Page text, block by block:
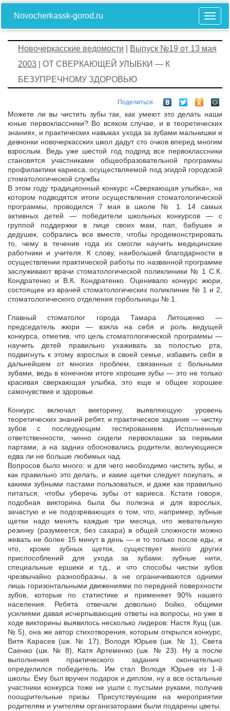
Novocherkassk-gorod.ru
Новочеркасские ведомости
Выпуск №19 от 13 мая
2003 | ОТ СВЕРКАЮЩЕЙ УЛЫБКИ — К
БЕЗУПРЕЧНОМУ ЗДОРОВЬЮ
Поделиться
Можете ли вы чистить зубы так, как умеют это делать наши
юные первоклассники? Во всяком случае, и в теоретических
знаниях, и практических навыках ухода за зубами мальчишки и
девчонки новочеркасских школ дадут сто очков вперед многим
взрослым. Ведь уже шестой год подряд все первоклассники
становятся участниками общеобразовательной программы
профилактики кариеса, осуществляемой под эгидой городской
стоматологической службы.
В этом году традиционный конкурс «Сверкающая улыбка», на
котором подводятся итоги осуществления стоматологической
программы, проводился 7 мая в школе № 1. 14 самых
активных детей — победители школьных конкурсов — с
группой поддержки в лице своих мам, пап, бабушек и
дедушек, собрались все вместе, чтобы продемонстрировать
то, чему в течение года их смогли научить медицинские
работники и учителя. К слову, наибольшей благодарности в
осуществлении практической работы по названной программе
заслуживают врачи стоматологической поликлиники № 1 С.К.
Кондратенко и В.К. Кондратенко. Оценивало конкурс жюри,
состоящее из врачей стоматологических поликлиник № 1 и 2,
стоматологического отделения горбольницы № 1.
Главный стоматолог города Тамара Литошенко —
председатель жюри — взяла на себя и роль ведущей
конкурса, отметив, что цель стоматологической программы —
научить детей правильно ухаживать за полостью рта,
подвигнуть к этому взрослых в своей семье, избавить себя в
дальнейшем от многих проблем, связанных с больными
зубами, ведь в конечном итоге хорошие зубы — это не только
красивая сверкающая улыбка, это еще и общее хорошее
самочувствие и здоровье.
Конкурс включал викторину, выявляющую уровень
теоретических знаний ребят, и практическое задание — чистку
зубов с последующим тестированием. Исполненные
ответственности, чинно сидели первоклашки за первыми
партами, а на задних обосновались родители, волнующиеся
едва ли не больше любимых чад.
Вопросов было много: и для чего необходимо чистить зубы, и
как правильно это делать, и какие щетки следует покупать, и
какими зубными пастами пользоваться, и даже как правильно
питаться, чтобы уберечь зубы от кариеса. Кстати говоря,
подобная викторина была бы полезна и для взрослых,
зачастую и не подозревающих о том, что, например, зубные
щетки надо менять каждые три месяца, что жевательную
резинку (разумеется, без сахара) в общей сложности можно
жевать не более 15 минут в день — и то только после еды, и
что, кроме зубных щеток, существует много других
приспособлений для ухода за зубами: зубные нити,
специальные ершики и т.д., и что способы чистки зубов
чрезвычайно разнообразны, а не ограничиваются одними
лишь горизонтальными движениями по передней поверхности
зубов, которые по статистике и применяет 90% нашего
населения. Ребята отвечали довольно бойко, общими
усилиями давая исчерпывающие ответы на вопросы, но уже в
ходе викторины выявилось несколько лидеров: Настя Кущ (шк.
№ 5), она же автор стихотворения, которым открылся конкурс,
Витя Карасев (шк. № 17), Володя Юрьев (шк. № 1), Света
Саенко (шк. № 8), Катя Артеменко (шк. № 23). Ну а после
выполнения практического задания окончательно
определился победитель. Им стал Володя Юрьев из 1-й
школы. Ему был вручен подарок и диплом, ну а все остальные
участники конкурса тоже не ушли с пустыми руками, получив
поощрительные призы. Присутствующим на мероприятии
родителям и учителям организаторами были подарены цветы.